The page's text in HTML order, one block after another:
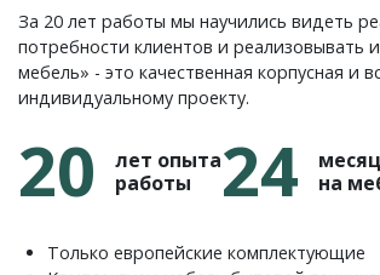
За 20 лет работы мы научились видеть
потребности клиентов и реализовывать
мебель» - это качественная корпусная и
индивидуальному проекту.
20
лет опыта
работы
24
на
Только европейские комплектующие